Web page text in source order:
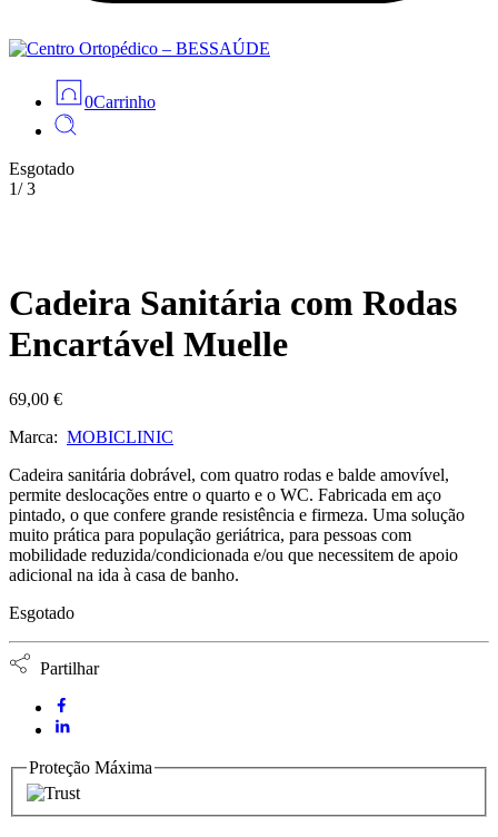
0Carrinho
Esgotado
1/3
Cadeira Sanitária com Rodas
Encartável Muelle
69,00 €
Marca: MOBICLINIC
Cadeira sanitária dobrável, com quatro rodas e balde amovível,
permite deslocações entre o quarto e o WC. Fabricada em aço
pintado, o que confere grande resistência e firmeza. Uma solução
muito prática para população geriátrica, para pessoas com
mobilidade reduzida/condicionada e/ou que necessitem de apoio
adicional na ida à casa de banho.
Esgotado
Partilhar
Proteção Máxima